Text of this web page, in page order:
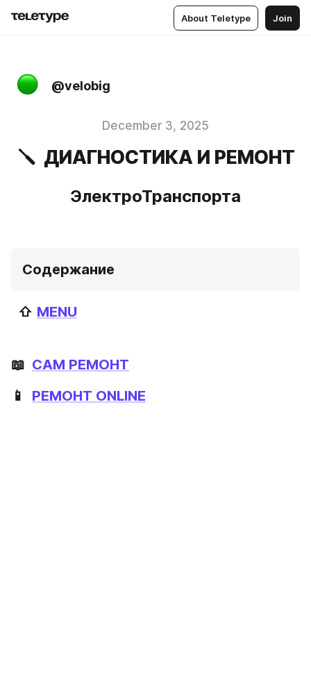
About Teletype Join
@velobig
December 3, 2025
🪛 ДИАГНОСТИКА И РЕМОНТ
ЭлектроТранспорта
Содержание
  ⇧
MENU
📖 САМ РЕМОНТ
📱 РЕМОНТ ONLINE